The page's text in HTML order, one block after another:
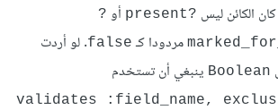
الكائن ليس ?present أو ?
مردودا كـ false. لو أردت
Boolean ينبغي أن تستخدم
{[validates :field_name,